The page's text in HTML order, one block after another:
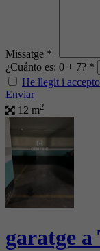
Missatge *
¿Cuánto es: 0 + 7? *
He llegit i
Enviar
12 m2
garatge a